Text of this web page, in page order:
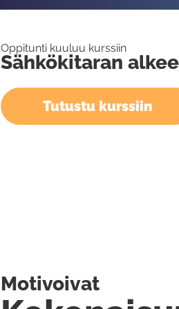
Oppitunti kuuluu kurssiin
Sähkökitaran
Tutustu kurssiin
Motivoivat